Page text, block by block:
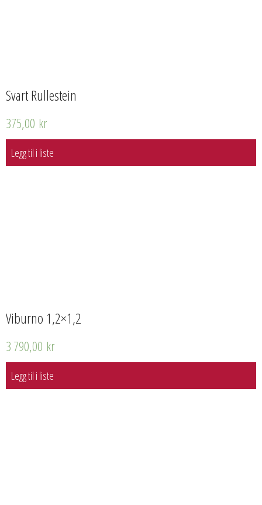
Svart Rullestein
375,00 kr
Legg til i liste
Viburno 1,2×1,2
3 790,00 kr
Legg til i liste